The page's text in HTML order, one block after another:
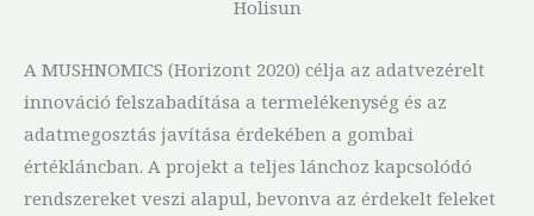
Holisun
A MUSHNOMICS (Horizont 2020) célja az adatvezérelt
innováció felszabadítása a termelékenység és az
adatmegosztás javítása érdekében a gombai
értékláncban. A projekt a teljes lánchoz kapcsolódó
rendszereket veszi alapul, bevonva az érdekelt feleket